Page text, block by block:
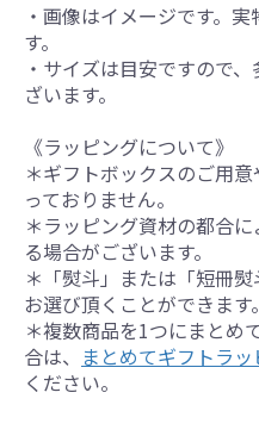
・画像はイメージです。
す。
・サイズは目安ですので
ざいます。
《ラッピングについて》
＊ギフトボックスのご用
っておりません。
＊ラッピング資材の都合
る場合がございます。
＊「熨斗」または「短冊
お選び頂くことができます。
＊複数商品を1つにまとめ
合は、 まとめてギフトラ
ください。